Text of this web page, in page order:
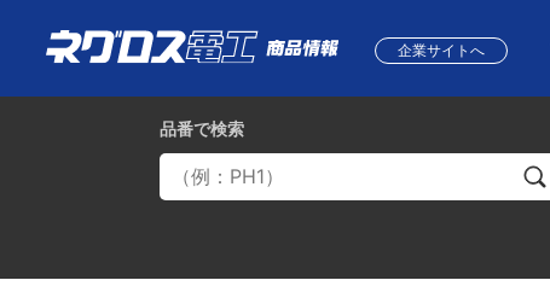
企業サイトへ
品番で検索